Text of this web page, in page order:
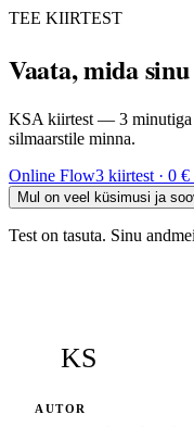
TEE KIIRTEST
Vaata, mida
KSA kiirtest — 3 minutiga
silmaarstile minna.
Online Flow3 kiirtest · 0 €
Mul on veel küsimusi ja
Test on tasuta. Sinu
KS
AUTOR